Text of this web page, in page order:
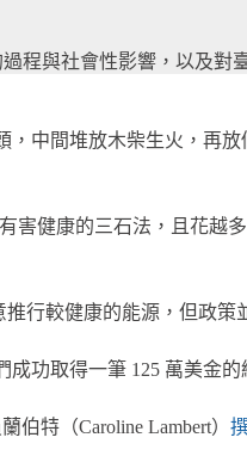
程與社會性影響，以及對
中間堆放木柴生火，再
害健康的三石法，且花
行較健康的能源，但政策
功取得一筆 125 萬美金
伯特（Caroline Lambert）